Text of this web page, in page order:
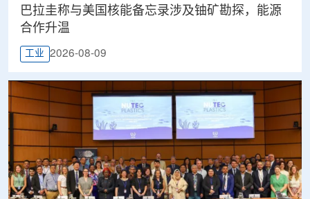
巴拉圭称与美国核能备忘录涉及铀矿勘探，能源
合作升温
工业 2026-08-09